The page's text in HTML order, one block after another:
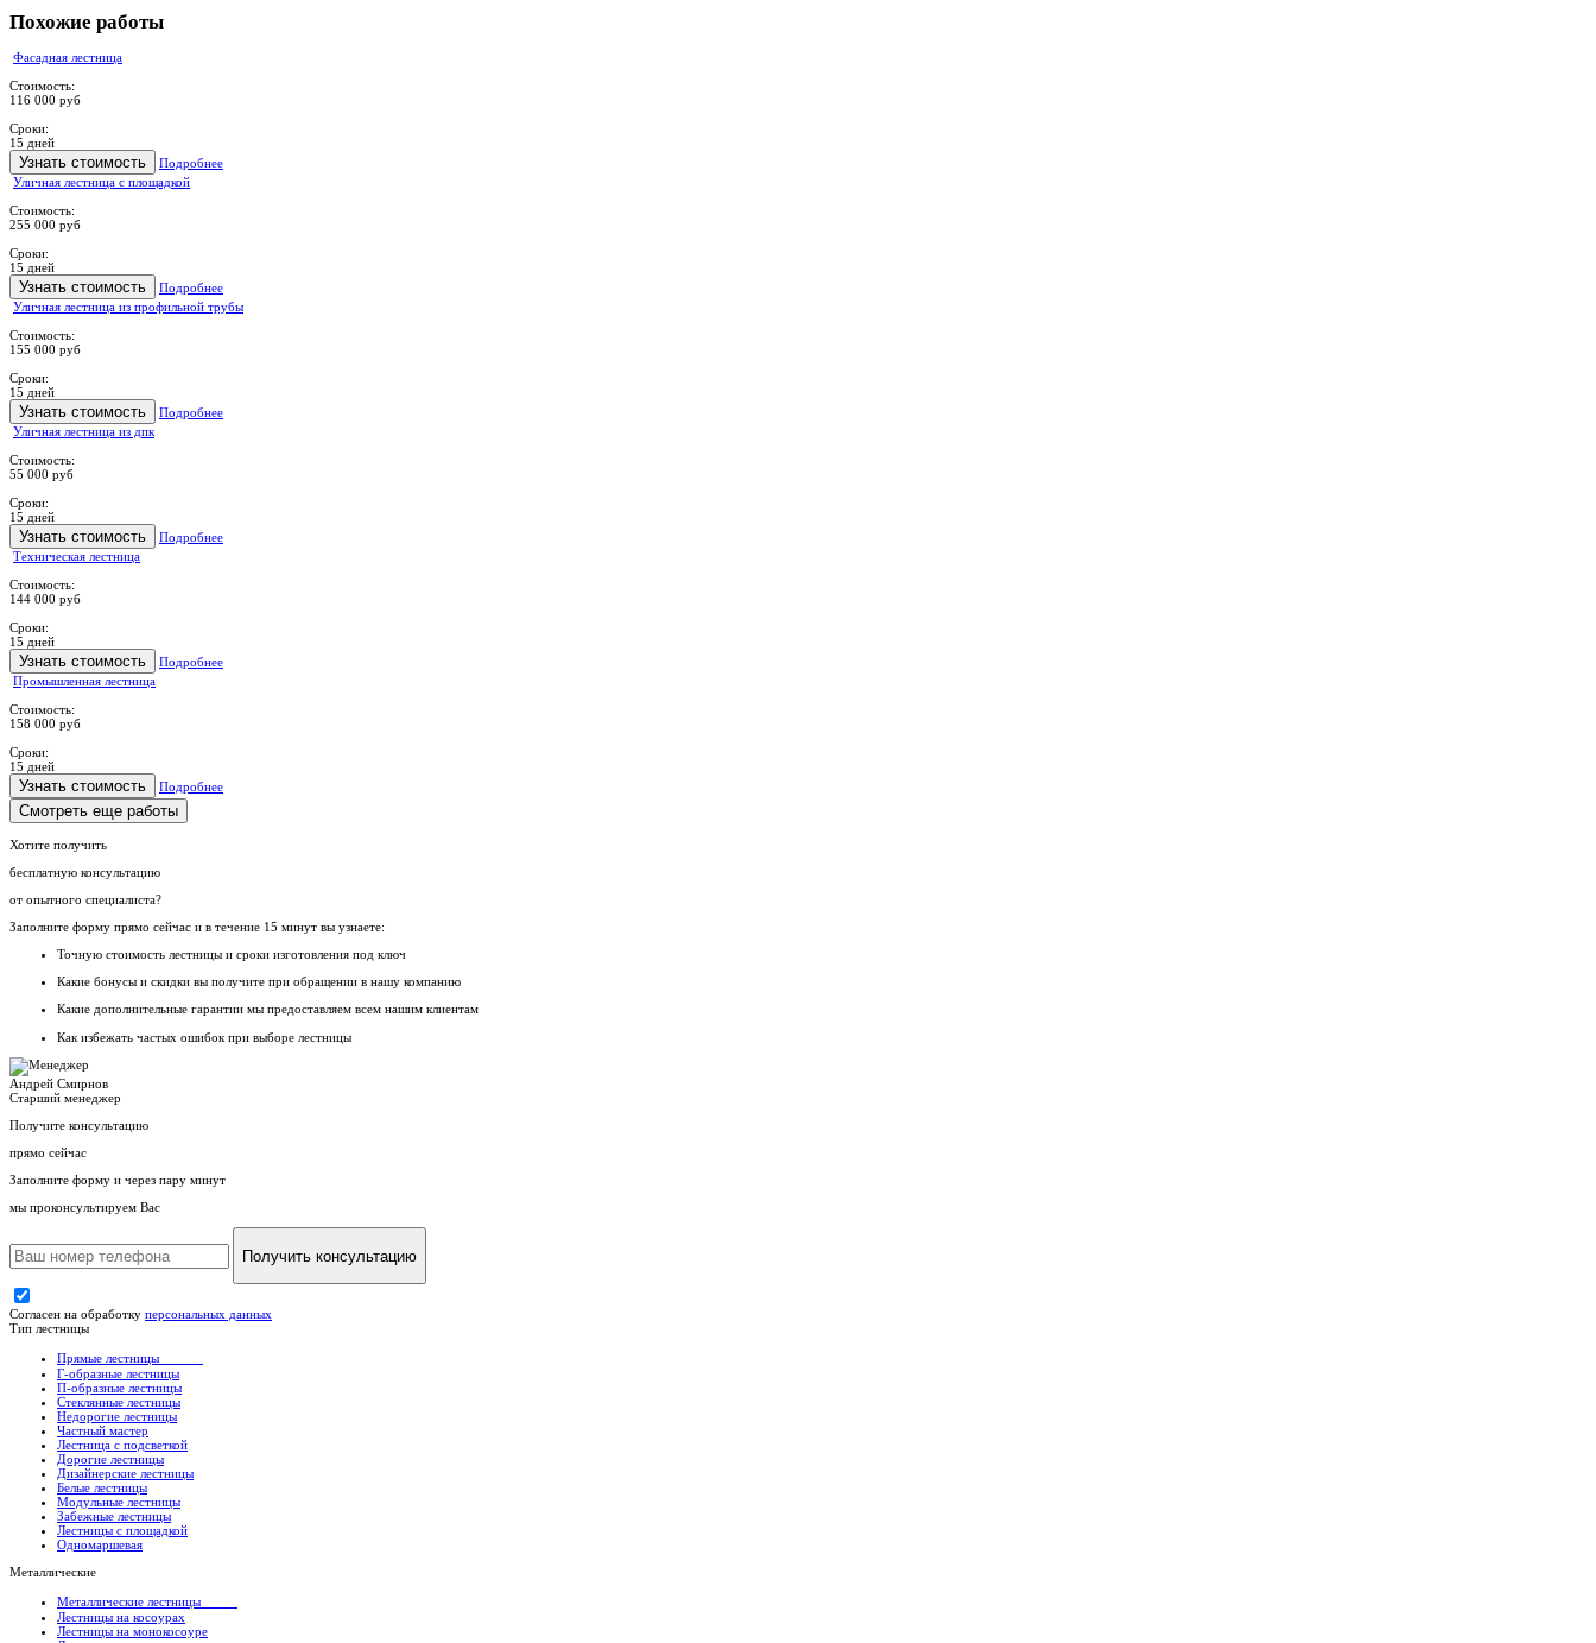
Похожие работы
Фасадная лестница
Стоимость:
116 000 руб
Сроки:
15 дней
Узнать стоимость
Подробнее
Уличная лестница с площадкой
Стоимость:
255 000 руб
Сроки:
15 дней
Узнать стоимость
Подробнее
Уличная лестница из профильной трубы
Стоимость:
155 000 руб
Сроки:
15 дней
Узнать стоимость
Подробнее
Уличная лестница из дпк
Стоимость:
55 000 руб
Сроки:
15 дней
Узнать стоимость
Подробнее
Техническая лестница
Стоимость:
144 000 руб
Сроки:
15 дней
Узнать стоимость
Подробнее
Промышленная лестница
Стоимость:
158 000 руб
Сроки:
15 дней
Узнать стоимость Подробнее
Смотреть еще работы
Хотите получить
бесплатную консультацию
от опытного специалиста?
Заполните форму прямо сейчас и в течение 15 минут вы узнаете:
Точную стоимость лестницы и сроки изготовления под ключ
Какие бонусы и скидки вы получите при обращении в нашу компанию
Какие дополнительные гарантии мы предоставляем всем нашим клиентам
Как избежать частых ошибок при выборе лестницы
Андрей Смирнов
Старший менеджер
Получите консультацию
прямо сейчас
Заполните форму и через пару минут
мы проконсультируем Вас
Получить консультацию
Согласен на обработку персональных данных
Тип лестницы
Прямые лестницы
Г-образные лестницы
П-образные лестницы
Стеклянные лестницы
Недорогие лестницы
Частный мастер
Лестница с подсветкой
Дорогие лестницы
Дизайнерские лестницы
Белые лестницы
Модульные лестницы
Забежные лестницы
Лестницы с площадкой
Одномаршевая
Металлические
Металлические лестницы
Лестницы на косоурах
Лестницы на монокосоуре